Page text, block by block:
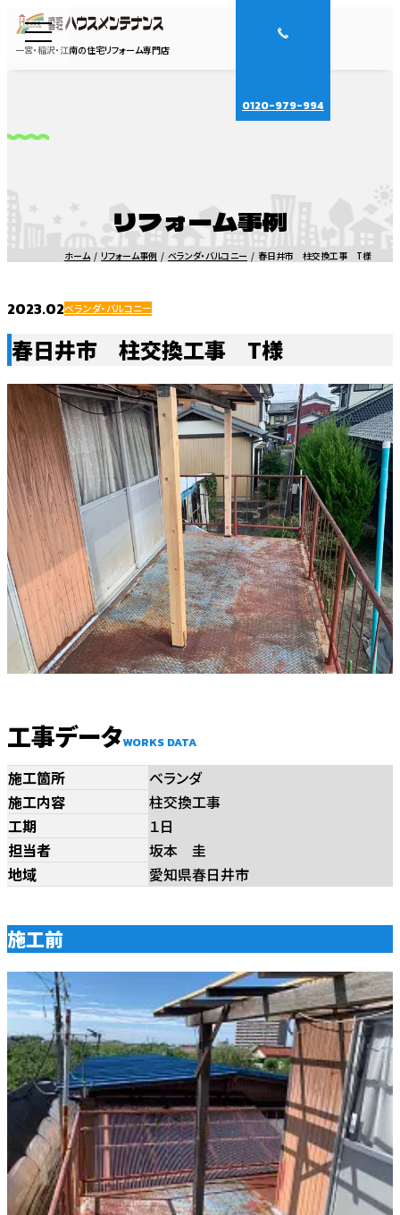
一宮・稲沢・江南の住宅リフォーム専門店
0120-979-994
リフォーム事例
ホーム リフォーム事例 ベランダ・バルコニー 春日井市 柱交換工事 T様
2023.02ベランダ・バルコニー
春日井市 柱交換工事 T様
工事データWORKS DATA
施工箇所
ベランダ
施工内容
柱交換工事
工期
１日
担当者
坂本 圭
地域
愛知県春日井市
施工前